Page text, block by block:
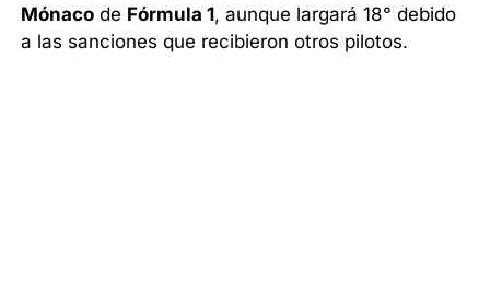
Mónaco de Fórmula 1, aunque largará 18° debido
a las sanciones que recibieron otros pilotos.